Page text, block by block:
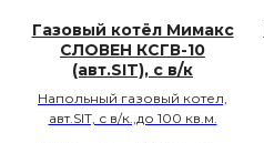
Газовый котёл Мимакс
СЛОВЕН КСГВ-10
(авт.SIT), с в/к
Напольный газовый котел,
авт.SIT, с в/к.,до 100 кв.м.